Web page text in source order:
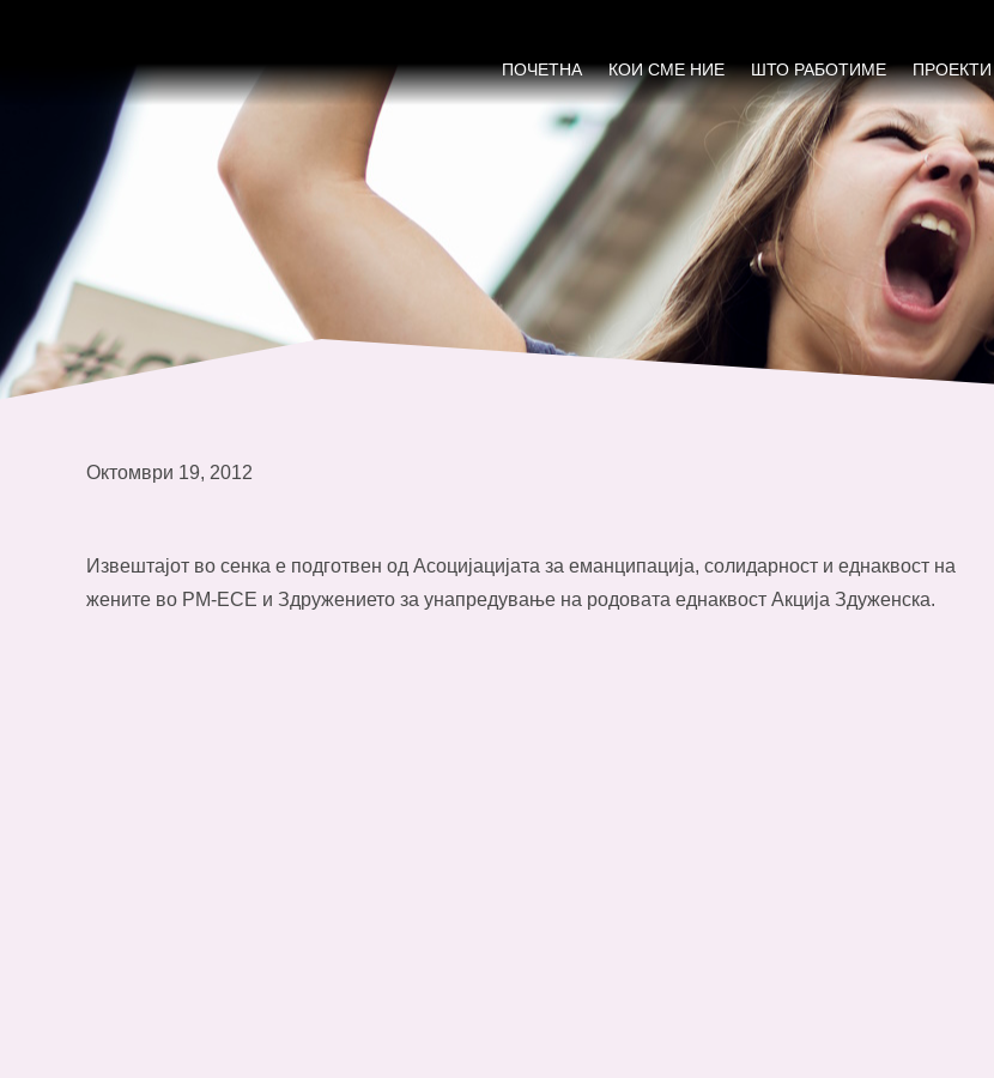
ПОЧЕТНА КОИ СМЕ НИЕ ШТО РАБОТИМЕ ПРОЕКТИ
Октомври 19, 2012
Извештајот во сенка е подготвен од Асоцијацијата за еманципација, солидарност и еднаквост на
жените во РМ-ЕСЕ и Здружението за унапредување на родовата еднаквост Акција Здуженска.